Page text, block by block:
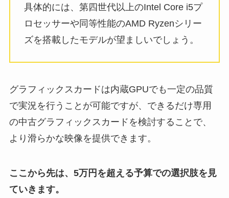
具体的には、第四世代以上のIntel Core i5プ
ロセッサーや同等性能のAMD Ryzenシリー
ズを搭載したモデルが望ましいでしょう。
グラフィックスカードは内蔵GPUでも一定の品質
で実況を行うことが可能ですが、できるだけ専用
の中古グラフィックスカードを検討することで、
より滑らかな映像を提供できます。
ここから先は、5万円を超える予算での選択肢を見
ていきます。